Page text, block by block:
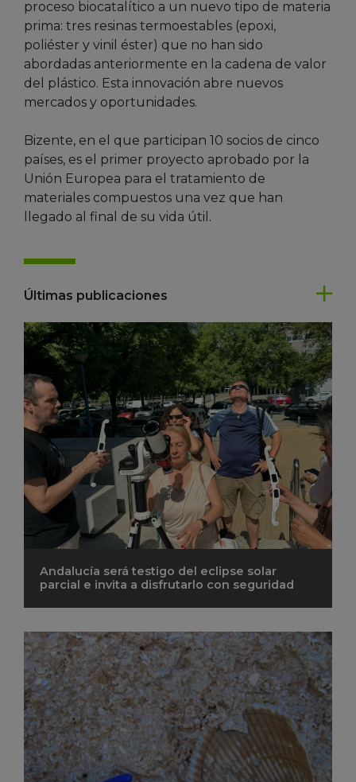
proceso biocatalítico a un nuevo tipo de materia
prima: tres resinas termoestables (epoxi,
poliéster y vinil éster) que no han sido
abordadas anteriormente en la cadena de valor
del plástico. Esta innovación abre nuevos
mercados y oportunidades.
Bizente, en el que participan 10 socios de cinco
países, es el primer proyecto aprobado por la
Unión Europea para el tratamiento de
materiales compuestos una vez que han
llegado al final de su vida útil.
Últimas publicaciones
Andalucía será testigo del eclipse solar
parcial e invita a disfrutarlo con seguridad